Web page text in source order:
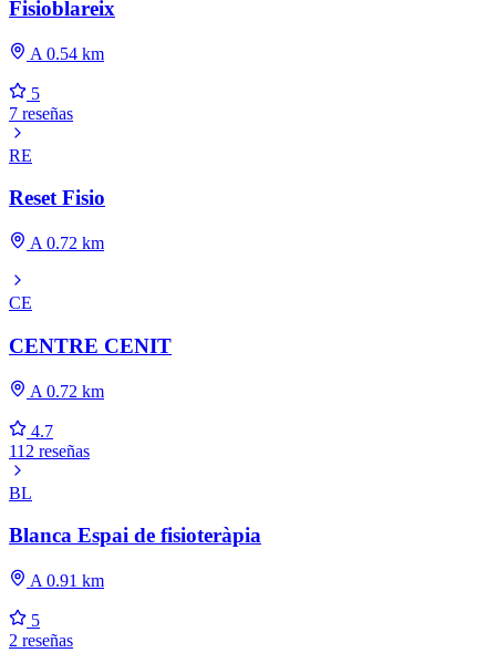
Fisioblareix
A 0.54 km
5
7 reseñas
RE
Reset Fisio
A 0.72 km
CE
CENTRE CENIT
A 0.72 km
4.7
112 reseñas
BL
Blanca Espai de fisioteràpia
A 0.91 km
5
2 reseñas